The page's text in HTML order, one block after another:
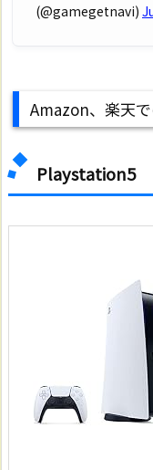
(@gamegetnavi)
Amazon、楽天
Playstation5